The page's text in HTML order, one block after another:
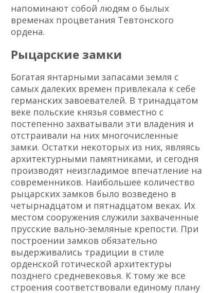
напоминают собой людям о былых
временах процветания Тевтонского
ордена.
Рыцарские замки
Богатая янтарными запасами земля с
самых далеких времен привлекала к себе
германских завоевателей. В тринадцатом
веке польские князья совместно с
постепенно захватывали эти владения и
отстраивали на них многочисленные
замки. Остатки некоторых из них, являясь
архитектурными памятниками, и сегодня
производят неизгладимое впечатление на
современников. Наибольшее количество
рыцарских замков было возведено в
четырнадцатом и пятнадцатом веках. Их
местом сооружения служили захваченные
прусские вально-земляные крепости. При
построении замков обязательно
выдерживались традиции в стиле
орденской готической архитектуры
позднего средневековья. К тому же все
строения соответствовали единому плану